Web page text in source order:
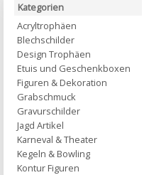
Kategorien
Acryltrophäen
Blechschilder
Design Trophäen
Etuis und Geschenkboxen
Figuren & Dekoration
Grabschmuck
Gravurschilder
Jagd Artikel
Karneval & Theater
Kegeln & Bowling
Kontur Figuren